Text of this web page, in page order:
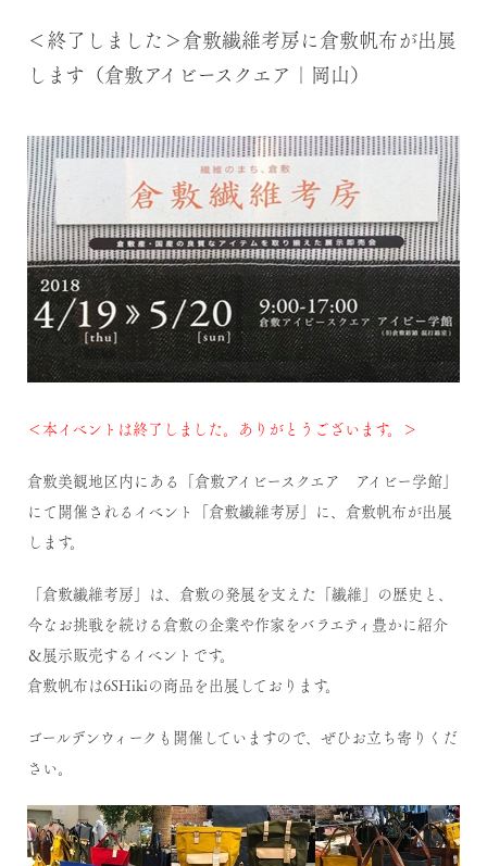
＜終了しました＞倉敷繊維考房に倉敷帆布が出展
します（倉敷アイビースクエア｜岡山）
＜本イベントは終了しました。ありがとうございます。＞
倉敷美観地区内にある「倉敷アイビースクエア アイビー学館」
にて開催されるイベント 「倉敷繊維考房」 に、倉敷帆布が出展
します。
「倉敷繊維考房」は、倉敷の発展を支えた「繊維」の歴史と、
今なお挑戦を続ける倉敷の企業や作家をバラエティ豊かに紹介
＆展示販売するイベントです。
倉敷帆布は6SHikiの商品を出展しております。
ゴールデンウィークも開催していますので、ぜひお立ち寄りくだ
さい。